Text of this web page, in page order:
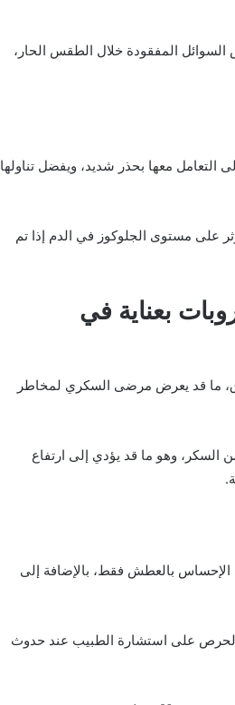
المفقودة خلال الطقس الحار،
التعامل معها بحذر شديد، ويفضل تناولها
على مستوى الجلوكوز في الدم إذا تم
بعناية في
ما قد يعرض مرضى السكري لمخاطر
وهو ما قد يؤدي إلى ارتفاع
الإحساس بالعطش فقط، بالإضافة إلى
الحرص على استشارة الطبيب عند حدوث